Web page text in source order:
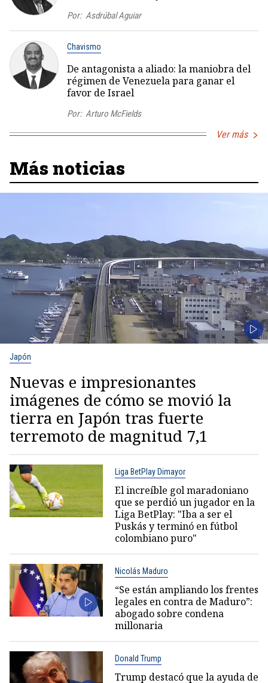
Por: Asdrúbal Aguiar
Chavismo
De antagonista a aliado: la maniobra del
régimen de Venezuela para ganar el
favor de Israel
Por: Arturo McFields
Ver más
Más noticias
Japón
Nuevas e impresionantes
imágenes de cómo se movió la
tierra en Japón tras fuerte
terremoto de magnitud 7,1
Liga BetPlay Dimayor
El increíble gol maradoniano
que se perdió un jugador en la
Liga BetPlay: "Iba a ser el
Puskás y terminó en fútbol
colombiano puro"
Nicolás Maduro
“Se están ampliando los frentes
legales en contra de Maduro”:
abogado sobre condena
millonaria
Donald Trump
Trump destacó que la ayuda de